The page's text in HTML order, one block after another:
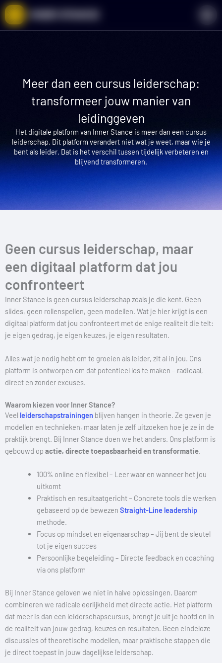
Ga
naar
de
Meer dan een cursus leiderschap:
transformeer jouw manier van
leidinggeven
Het digitale platform van Inner Stance is meer dan een cursus
leiderschap. Dit platform verandert niet wat je weet, maar wie je
bent als leider. Dat is het verschil tussen tijdelijk verbeteren en
blijvend transformeren.
Geen cursus leiderschap, maar
een digitaal platform dat jou
confronteert
Inner Stance is geen cursus leiderschap zoals je die kent. Geen
slides, geen rollenspellen, geen modellen. Wat je hier krijgt is een
digitaal platform dat jou confronteert met de enige realiteit die telt:
je eigen gedrag, je eigen keuzes, je eigen resultaten.
Alles wat je nodig hebt om te groeien als leider, zit al in jou. Ons
platform is ontworpen om dat potentieel los te maken – radicaal,
direct en zonder excuses.
Waarom kiezen voor Inner Stance?
Veel leiderschapstrainingen blijven hangen in theorie. Ze geven je
modellen en technieken, maar laten je zelf uitzoeken hoe je ze in de
praktijk brengt. Bij Inner Stance doen we het anders. Ons platform is
gebouwd op actie, directe toepasbaarheid en transformatie.
100% online en flexibel – Leer waar en wanneer het jou
uitkomt
Praktisch en resultaatgericht – Concrete tools die werken
gebaseerd op de bewezen Straight-Line leadership
methode.
Focus op mindset en eigenaarschap – Jij bent de sleutel
tot je eigen succes
Persoonlijke begeleiding – Directe feedback en coaching
via ons platform
Bij Inner Stance geloven we niet in halve oplossingen. Daarom
combineren we radicale eerlijkheid met directe actie. Het platform
dat meer is dan een leiderschapscursus, brengt je uit je hoofd en in
de realiteit van jouw gedrag, keuzes en resultaten. Geen eindeloze
discussies of theoretische modellen, maar praktische stappen die
je direct toepast in jouw dagelijkse leiderschap.